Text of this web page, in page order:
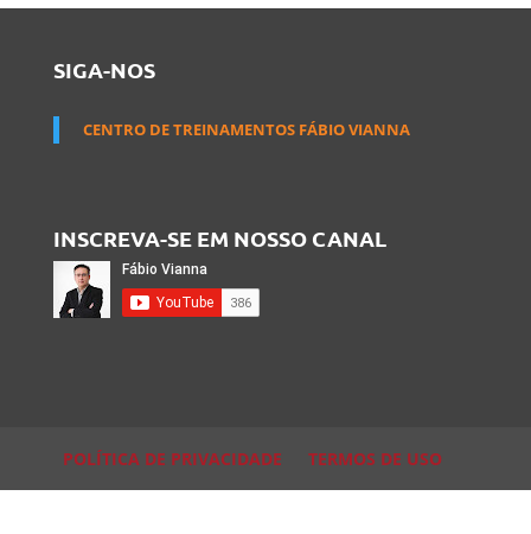
SIGA-NOS
CENTRO DE TREINAMENTOS FÁBIO VIANNA
INSCREVA-SE EM NOSSO CANAL
POLÍTICA DE PRIVACIDADE TERMOS DE USO